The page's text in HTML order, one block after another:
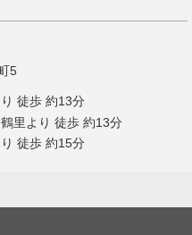
5
徒歩 約13分
里より 徒歩 約13分
徒歩 約15分